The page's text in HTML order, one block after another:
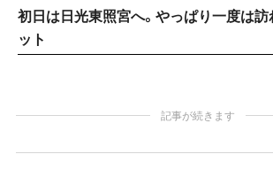
初日は日光東照宮へ。やっぱり一度は
ット
記事が続きます